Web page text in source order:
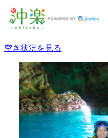
空き状況を見る